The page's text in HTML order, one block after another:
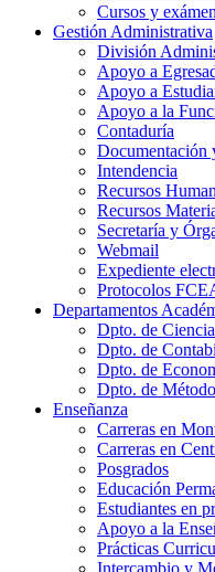
Cursos y
Gestión Administrativa
División
Apoyo a
Apoyo a
Apoyo a la
Contaduría
Documentación
Intendencia
Recursos
Recursos
Secretaría y
Webmail
Expediente
Protocolos
Departamentos
Dpto. de
Dpto. de
Dpto. de
Dpto. de
Enseñanza
Carreras en
Carreras en
Posgrados
Educación
Estudiantes en
Apoyo a la
Prácticas
Intercambio y